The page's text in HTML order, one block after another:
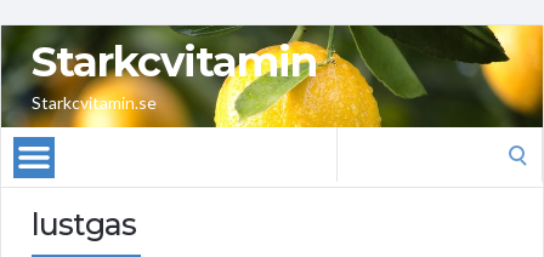
Starkcvitamin
Starkcvitamin.se
lustgas